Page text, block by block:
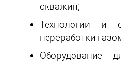
скважин;
Технологии и
переработки
Оборудование